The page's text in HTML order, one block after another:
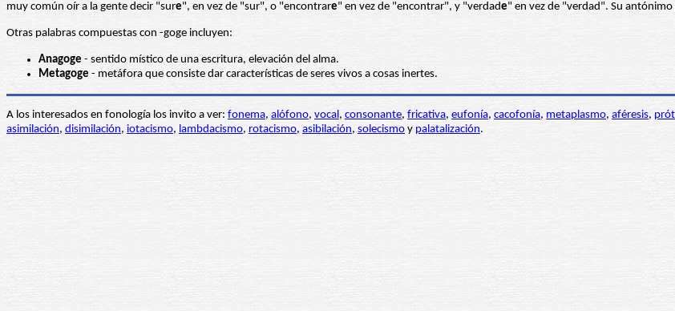
muy común oír a la gente decir "sure", en vez de "sur", o "encontrare" en vez de "encontrar", y "verdade" en vez de "verdad". Su antónimo
Otras palabras compuestas con -goge incluyen:
Anagoge - sentido místico de una escritura, elevación del alma.
Metagoge - metáfora que consiste dar características de seres vivos a cosas inertes.
A los interesados en fonología los invito a ver: fonema, alófono, vocal, consonante, fricativa, eufonía, cacofonía, metaplasmo, aféresis,
asimilación, disimilación, iotacismo, lambdacismo, rotacismo, asibilación, solecismo y palatalización.